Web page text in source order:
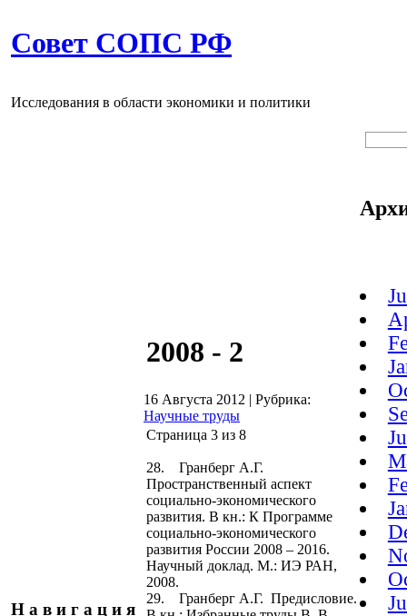
Совет СОПС РФ
Исследования в области экономики и политики
Н а в и г а ц и я
2008 - 2
16 Августа 2012 | Рубрика:
Научные труды
Страница 3 из 8
28. Гранберг А.Г.
Пространственный аспект
социально-экономического
развития. В кн.: К Программе
социально-экономического
развития России 2008 – 2016.
Научный доклад. М.: ИЭ РАН,
2008.
29. Гранберг А.Г. Предисловие.